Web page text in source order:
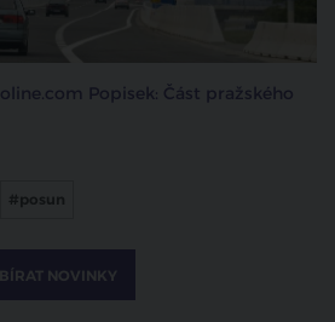
Popisek: Část pražského
#posun
NOVINKY